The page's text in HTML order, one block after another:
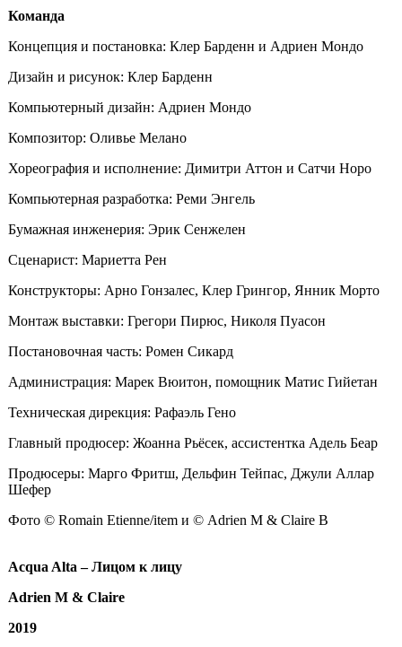
Команда
Концепция и постановка: Клер Барденн и Адриен Мондо
Дизайн и рисунок: Клер Барденн
Компьютерный дизайн: Адриен Мондо
Композитор: Оливье Мелано
Хореография и исполнение: Димитри Аттон и Сатчи Норо
Компьютерная разработка: Реми Энгель
Бумажная инженерия: Эрик Сенжелен
Сценарист: Мариетта Рен
Конструкторы: Арно Гонзалес, Клер Грингор, Янник Морто
Монтаж выставки: Грегори Пирюс, Николя Пуасон
Постановочная часть: Ромен Сикард
Администрация: Марек Вюитон, помощник Матис Гийетан
Техническая дирекция: Рафаэль Гено
Главный продюсер: Жоанна Рьёсек, ассистентка Адель Беар
Продюсеры: Марго Фритш, Дельфин Тейпас, Джули Аллар
Шефер
Фото © Romain Etienne/item и © Adrien M & Claire B
Acqua Alta – Лицом к лицу
Adrien M & Claire
2019